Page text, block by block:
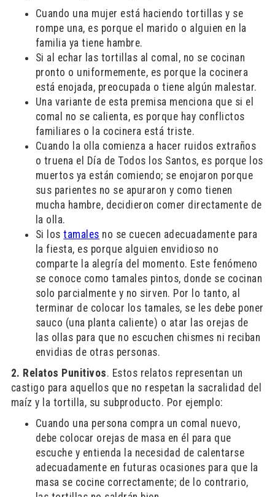
Cuando una mujer está haciendo tortillas y se
rompe una, es porque el marido o alguien en la
familia ya tiene hambre.
Si al echar las tortillas al comal, no se cocinan
pronto o uniformemente, es porque la cocinera
está enojada, preocupada o tiene algún malestar.
Una variante de esta premisa menciona que si el
comal no se calienta, es porque hay conflictos
familiares o la cocinera está triste.
Cuando la olla comienza a hacer ruidos extraños
o truena el Día de Todos los Santos, es porque los
muertos ya están comiendo; se enojaron porque
sus parientes no se apuraron y como tienen
mucha hambre, decidieron comer directamente de
la olla.
Si lostamales no se cuecen adecuadamente para
la fiesta, es porque alguien envidioso no
comparte la alegría del momento. Este fenómeno
se conoce como tamales pintos, donde se cocinan
solo parcialmente y no sirven. Por lo tanto, al
terminar de colocar los tamales, se les debe poner
sauco (una planta caliente) o atar las orejas de
las ollas para que no escuchen chismes ni reciban
envidias de otras personas.
2. Relatos Punitivos. Estos relatos representan un
castigo para aquellos que no respetan la sacralidad del
maíz y la tortilla, su subproducto. Por ejemplo:
Cuando una persona compra un comal nuevo,
debe colocar orejas de masa en él para que
escuche y entienda la necesidad de calentarse
adecuadamente en futuras ocasiones para que la
masa se cocine correctamente; de lo contrario,